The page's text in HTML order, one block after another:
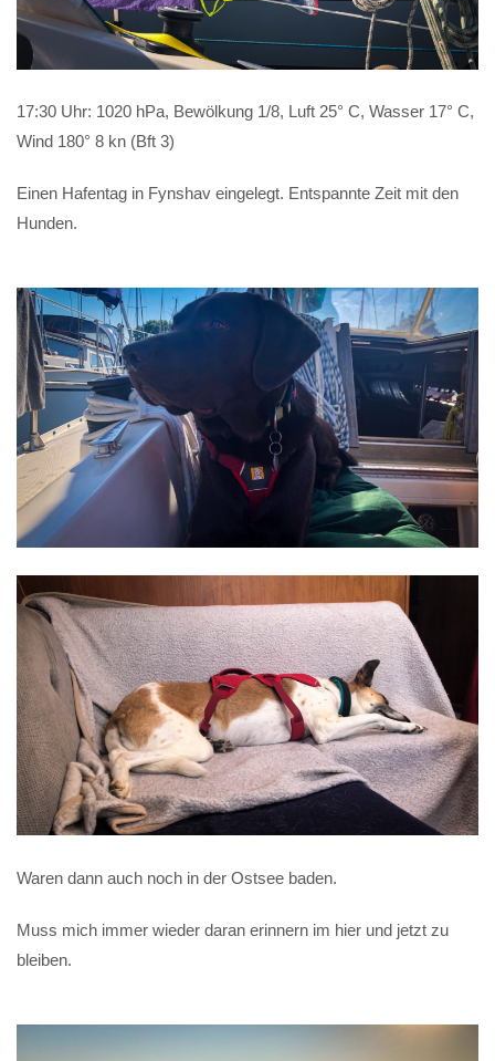
17:30 Uhr: 1020 hPa, Bewölkung 1/8, Luft 25° C, Wasser 17° C,
Wind 180° 8 kn (Bft 3)
Einen Hafentag in Fynshav eingelegt. Entspannte Zeit mit den
Hunden.
Waren dann auch noch in der Ostsee baden.
Muss mich immer wieder daran erinnern im hier und jetzt zu
bleiben.